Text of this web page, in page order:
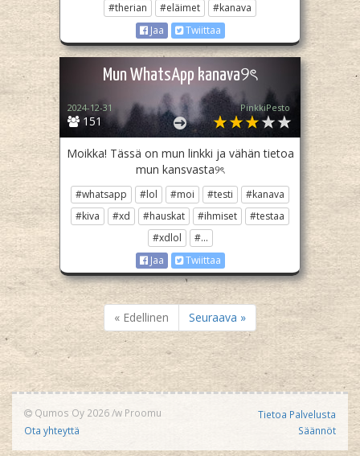
#therian #eläimet
#kanava
Jaa
Twiittaa
Mun WhatsApp kanava୨ৎ
151
2024-12-31 PinkkiPesto
Moikka! Tässä on mun linkki ja vähän tietoa
mun kansvasta୨ৎ
#whatsapp #lol #moi #testi
#kanava
#kiva
#xd #hauskat #ihmiset
#testaa
#xdlol
#...
Jaa
Twiittaa
« Edellinen Seuraava »
Qumos Oy 2026/w Proomu
Ota yhteyttä
Tietoa Palvelusta
Säännöt